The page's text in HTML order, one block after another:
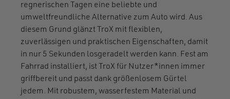
regnerischen Tagen eine beliebte und
umweltfreundliche Alternative zum Auto wird. Aus
diesem Grund glänzt TroX mit flexiblen,
zuverlässigen und praktischen Eigenschaften, damit
in nur 5 Sekunden losgeradelt werden kann. Fest am
Fahrrad installiert, ist TroX für Nutzer*innen immer
griffbereit und passt dank größenlosem Gürtel
jedem. Mit robustem, wasserfestem Material und